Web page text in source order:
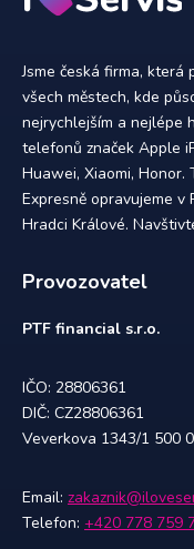
Jsme česká firma,
všech městech, kde
nejrychlejším a nejlépe
telefonů značek Apple
Huawei, Xiaomi, Honor.
Expresně opravujeme v
Hradci Králové.
Provozovatel
PTF financial s.r.o.
IČO: 28806361
DIČ: CZ28806361
Veverkova 1343/1 500
Email:
Telefon: +420 778 759